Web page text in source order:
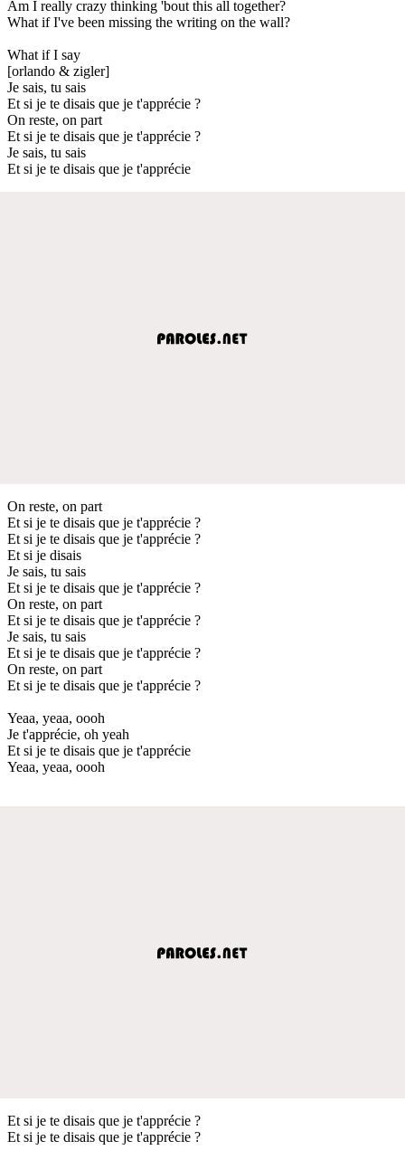
Am I really crazy thinking 'bout this all together?
What if I've been missing the writing on the wall?
What if I say
[orlando & zigler]
Je sais, tu sais
Et si je te disais que je t'apprécie ?
On reste, on part
Et si je te disais que je t'apprécie ?
Je sais, tu sais
Et si je te disais que je t'apprécie
On reste, on part
Et si je te disais que je t'apprécie ?
Et si je te disais que je t'apprécie ?
Et si je disais
Je sais, tu sais
Et si je te disais que je t'apprécie ?
On reste, on part
Et si je te disais que je t'apprécie ?
Je sais, tu sais
Et si je te disais que je t'apprécie ?
On reste, on part
Et si je te disais que je t'apprécie ?
Yeaa, yeaa, oooh
Je t'apprécie, oh yeah
Et si je te disais que je t'apprécie
Yeaa, yeaa, oooh
Et si je te disais que je t'apprécie ?
Et si je te disais que je t'apprécie ?